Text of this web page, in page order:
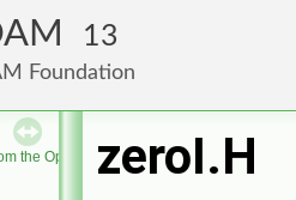
13
Foundation
the OpenFOAM Foundation
zeroI.H